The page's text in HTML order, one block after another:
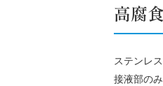
高腐
ステンレ
接液部の